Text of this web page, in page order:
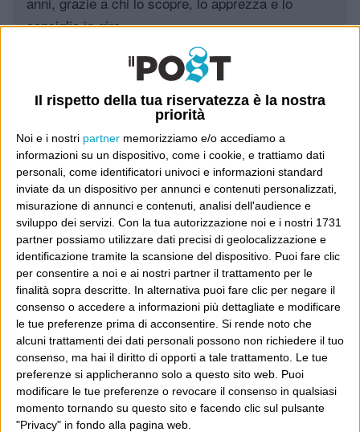
Il rispetto della tua riservatezza è la nostra
priorità
Noi e i nostri partner memorizziamo e/o accediamo a
informazioni su un dispositivo, come i cookie, e trattiamo dati
personali, come identificatori univoci e informazioni standard
inviate da un dispositivo per annunci e contenuti personalizzati,
misurazione di annunci e contenuti, analisi dell'audience e
sviluppo dei servizi. Con la tua autorizzazione noi e i nostri 1731
partner possiamo utilizzare dati precisi di geolocalizzazione e
identificazione tramite la scansione del dispositivo. Puoi fare clic
per consentire a noi e ai nostri partner il trattamento per le
finalità sopra descritte. In alternativa puoi fare clic per negare il
consenso o accedere a informazioni più dettagliate e modificare
le tue preferenze prima di acconsentire. Si rende noto che
alcuni trattamenti dei dati personali possono non richiedere il tuo
consenso, ma hai il diritto di opporti a tale trattamento. Le tue
preferenze si applicheranno solo a questo sito web. Puoi
modificare le tue preferenze o revocare il consenso in qualsiasi
momento tornando su questo sito e facendo clic sul pulsante
"Privacy" in fondo alla pagina web.
consiglia in giro.
Leggi il Post, magari ti piace
POST PRECEDENTE
Rivelazioni/2 (7 novembre 2003)
Fassino santo subito
E per i regali di Natale